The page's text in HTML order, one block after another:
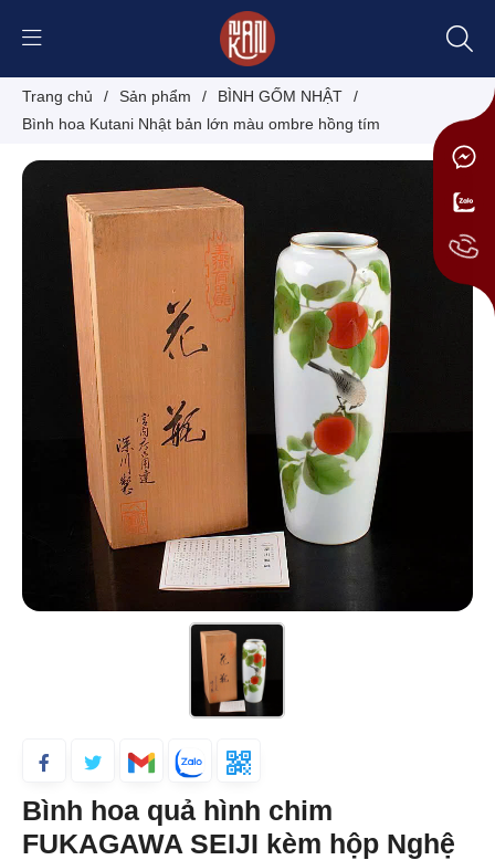
Trang chủ / Sản phẩm / BÌNH GỐM NHẬT
/
Bình hoa Kutani Nhật bản lớn màu ombre hồng tím
Bình hoa quả hình chim
FUKAGAWA SEIJI kèm hộp Nghệ